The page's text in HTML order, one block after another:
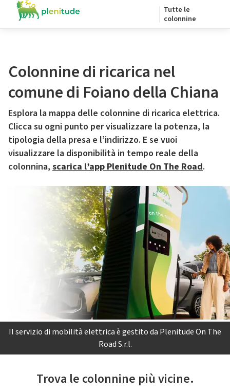
Tutte le
colonnine
Colonnine di ricarica nel
comune di Foiano della Chiana
Esplora la mappa delle colonnine di ricarica elettrica.
Clicca su ogni punto per visualizzare la potenza, la
tipologia della presa e l’indirizzo. E se vuoi
visualizzare la disponibilità in tempo reale della
colonnina, scarica l’app Plenitude On The Road.
Il servizio di mobilità elettrica è gestito da Plenitude On The
Road S.r.l.
Trova le colonnine più vicine.